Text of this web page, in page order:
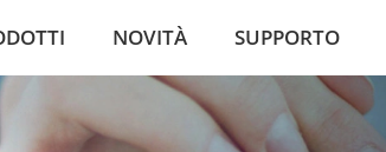
NOVITÀ SUPPORTO